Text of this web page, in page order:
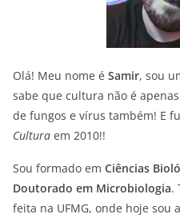
Olá! Meu nome é Samir, sou
sabe que cultura não é
de fungos e vírus também! E
Cultura em 2010!!
Sou formado em Ciências
Doutorado em Microbiologia.
feita na UFMG, onde hoje sou